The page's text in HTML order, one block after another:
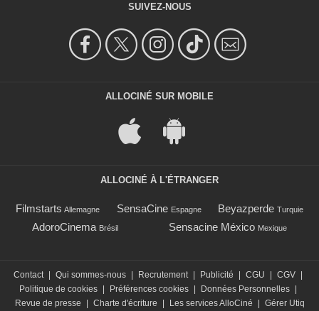
SUIVEZ-NOUS
ALLOCINÉ SUR MOBILE
ALLOCINÉ À L'ÉTRANGER
Filmstarts Allemagne SensaCine Espagne Beyazperde Turquie
AdoroCinema Brésil Sensacine México Mexique
Contact | Qui sommes-nous | Recrutement | Publicité | CGU | CGV |
Politique de cookies | Préférences cookies | Données Personnelles |
Revue de presse
| Charte d'écriture | Les services AlloCiné | Gérer Utiq